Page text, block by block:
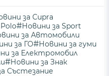
за Cupra
#Новини за Sport
за Автомобили
за ГО#Новини за гуми
за Електромобил
#Новини за Знак
Състезание